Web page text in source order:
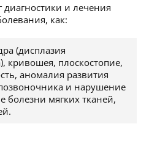
диагностики и лечения
как:
(дисплазия
кривошея, плоскостопие,
аномалия развития
и нарушение
болезни мягких тканей,